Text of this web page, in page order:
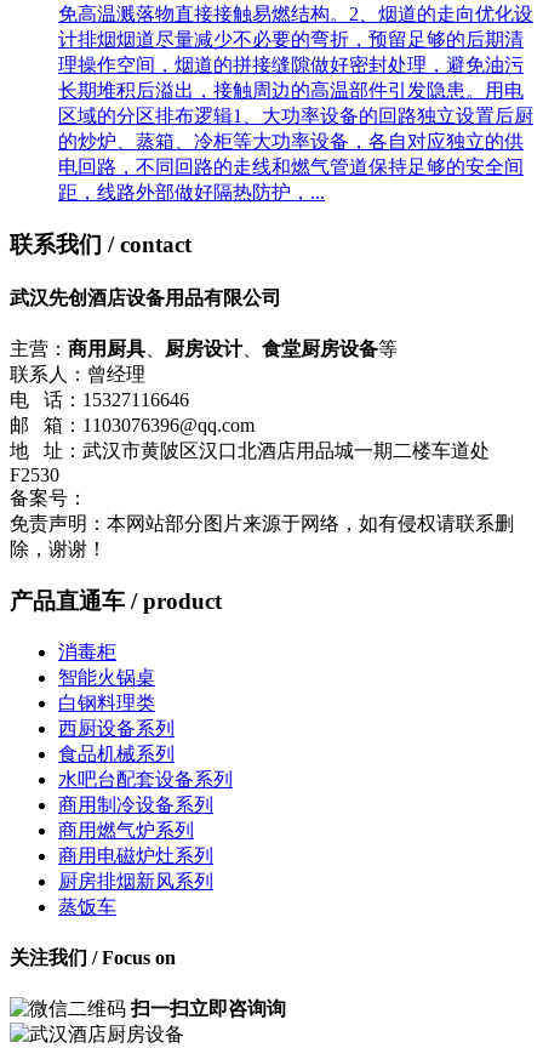
免高温溅落物直接接触易燃结构。2、烟道的走向优化设
计排烟烟道尽量减少不必要的弯折，预留足够的后期清
理操作空间，烟道的拼接缝隙做好密封处理，避免油污
长期堆积后溢出，接触周边的高温部件引发隐患。用电
区域的分区排布逻辑1、大功率设备的回路独立设置后厨
的炒炉、蒸箱、冷柜等大功率设备，各自对应独立的供
电回路，不同回路的走线和燃气管道保持足够的安全间
距，线路外部做好隔热防护，...
联系我们 / contact
武汉先创酒店设备用品有限公司
主营： 商用厨具 厨房设计、 食堂厨房设备等
联系人：曾经理
电 话：15327116646
邮 箱：1103076396@qq.com
地 址：武汉市黄陂区汉口北酒店用品城一期二楼车道处
F2530
备案号：
免责声明：本网站部分图片来源于网络，如有侵权请联系删
除，谢谢！
产品直通车 / product
消毒柜
智能火锅桌
白钢料理类
西厨设备系列
食品机械系列
水吧台配套设备系列
商用制冷设备系列
商用燃气炉系列
商用电磁炉灶系列
厨房排烟新风系列
蒸饭车
关注我们 / Focus on
扫一扫立即咨询询